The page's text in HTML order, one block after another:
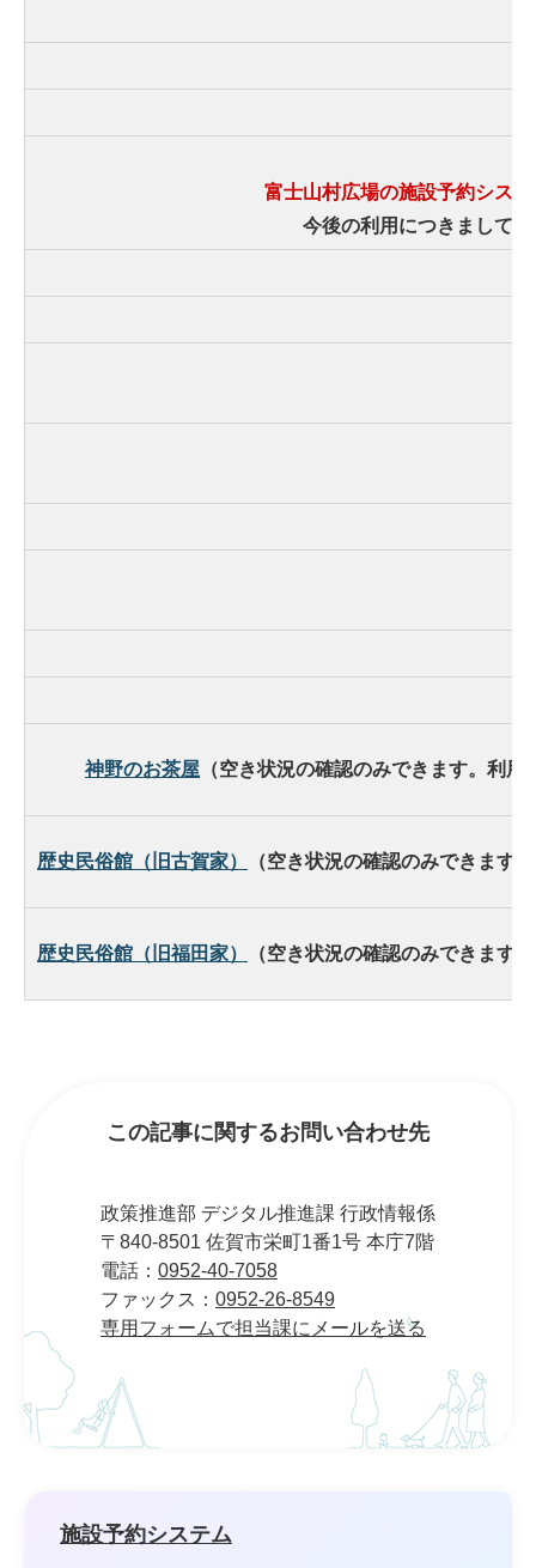
富士山村広場の施設予約シス
今後の利用につきまして
神野のお茶屋 （空き状況の確認のみできます。利
歴史民俗館（旧古賀家） （空き状況の確認のみできます
歴史民俗館（旧福田家） （空き状況の確認のみできます
この記事に関するお問い合わせ先
政策推進部 デジタル推進課 行政情報係
〒840-8501 佐賀市栄町1番1号 本庁7階
電話： 0952-40-7058
ファックス： 0952-26-8549
専用フォームで担当課にメールを送る
施設予約システム